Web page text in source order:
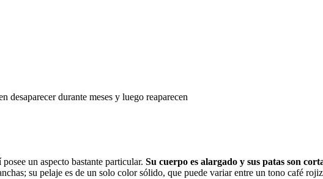
desaparecer durante meses y luego reaparecen
un aspecto bastante particular. Su cuerpo es alargado y sus patas son
su pelaje es de un solo color sólido, que puede variar entre un tono café